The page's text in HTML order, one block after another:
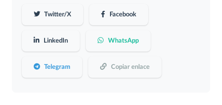
Twitter/X Facebook
LinkedIn WhatsApp
Telegram Copiar enlace